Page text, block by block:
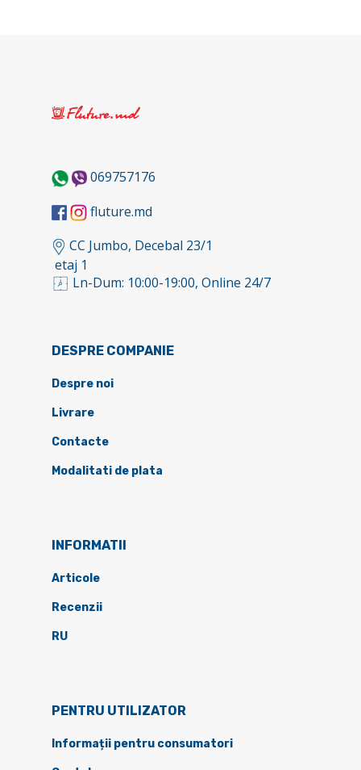
069757176
fluture.md
CC Jumbo, Decebal 23/1
etaj 1
Ln-Dum: 10:00-19:00, Online 24/7
DESPRE COMPANIE
Despre noi
Livrare
Contacte
Modalitati de plata
INFORMATII
Articole
Recenzii
RU
PENTRU UTILIZATOR
Informații pentru consumatori